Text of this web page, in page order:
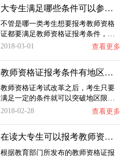
大专生满足哪些条件可以参加教师资格证报考？…
不管是哪一类考生想要报考教师资格
证都要满足教师资格证报考条件，…
2018-03-01
查看更多
教师资格证报考条件有地区限制吗？
教师资格证考试改革之后，考生只要
满足一定的条件就可以突破地区限…
2018-02-28
查看更多
在读大专生可以报考教师资格证吗
根据教育部门所发布的教师资格证报